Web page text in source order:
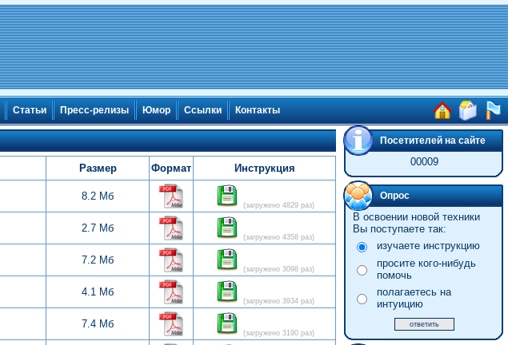
Статьи Пресс-релизы Юмор Ссылки Контакты
Размер Формат Инструкция
8.2 Мб
(загружено 4829 раз)
2.7 Мб
(загружено 4358 раз)
7.2 Мб
(загружено 3098 раз)
4.1 Мб
(загружено 3934 раз)
7.4 Мб
(загружено 3190 раз)
Посетителей на сайте
00009
Опрос
В освоении новой техники
Вы поступаете так:
изучаете инструкцию
просите кого-нибудь
помочь
полагаетесь на
интуицию